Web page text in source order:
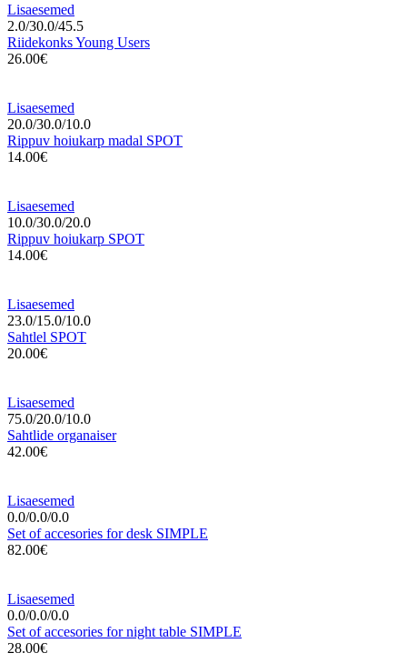
Lisaesemed
2.0/30.0/45.5
Riidekonks Young Users
26.00€
Lisaesemed
20.0/30.0/10.0
Rippuv hoiukarp madal SPOT
14.00€
Lisaesemed
10.0/30.0/20.0
Rippuv hoiukarp SPOT
14.00€
Lisaesemed
23.0/15.0/10.0
Sahtlel SPOT
20.00€
Lisaesemed
75.0/20.0/10.0
Sahtlide organaiser
42.00€
Lisaesemed
0.0/0.0/0.0
Set of accesories for desk SIMPLE
82.00€
Lisaesemed
0.0/0.0/0.0
Set of accesories for night table SIMPLE
28.00€